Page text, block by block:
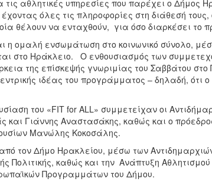
αθλητικές υπηρεσίες που παρέχει ο Δήμος
όλες τις πληροφορίες στη διάθεσή
θέλουν να ενταχθούν, για όσο διαρκέσει το
η ομαλή ενσωμάτωση στο κοινωνικό σύνολο,
στο Ηράκλειο. Ο ενθουσιασμός των
της επίσκεψής γνωριμίας του Σαββάτου
ιδέας του προγράμματος – δηλαδή, ότι
του «FIT for ALL» συμμετείχαν οι
Γιάννης Αναστασάκης, καθώς και ο
Μανώλης Κοκοσάλης.
από τον Δήμο Ηρακλείου, μέσω των
Πολιτικής, καθώς και την Ανάπτυξη
Προγραμμάτων του Δήμου.